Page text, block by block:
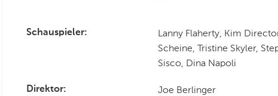
Schauspieler
Lanny Flaherty, Kim
Scheine, Tristine Skyler,
Sisco, Dina Napoli
Direktor Joe Berlinger